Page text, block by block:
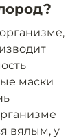
маски
вялым, у